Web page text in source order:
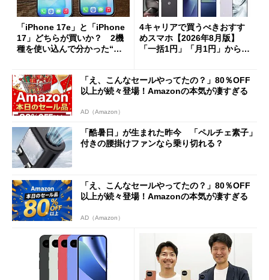
「iPhone 17e」と「iPhone
17」どちらが買いか？ 2機
種を使い込んで分かった“ス
4キャリアで買うべきおすす
めスマホ【2026年8月版】
「一括1円」「月1円」からお
「え、こんなセールやってたの？」80％OFF
以上が続々登場！Amazonの本気が凄すぎる
AD（Amazon）
「酷暑日」が生まれた昨今 「ペルチェ素子」
付きの腰掛けファンなら乗り切れる？
「え、こんなセールやってたの？」80％OFF
以上が続々登場！Amazonの本気が凄すぎる
AD（Amazon）